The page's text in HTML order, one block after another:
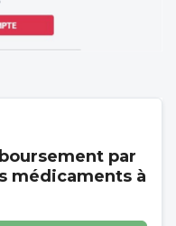
par
médicaments à